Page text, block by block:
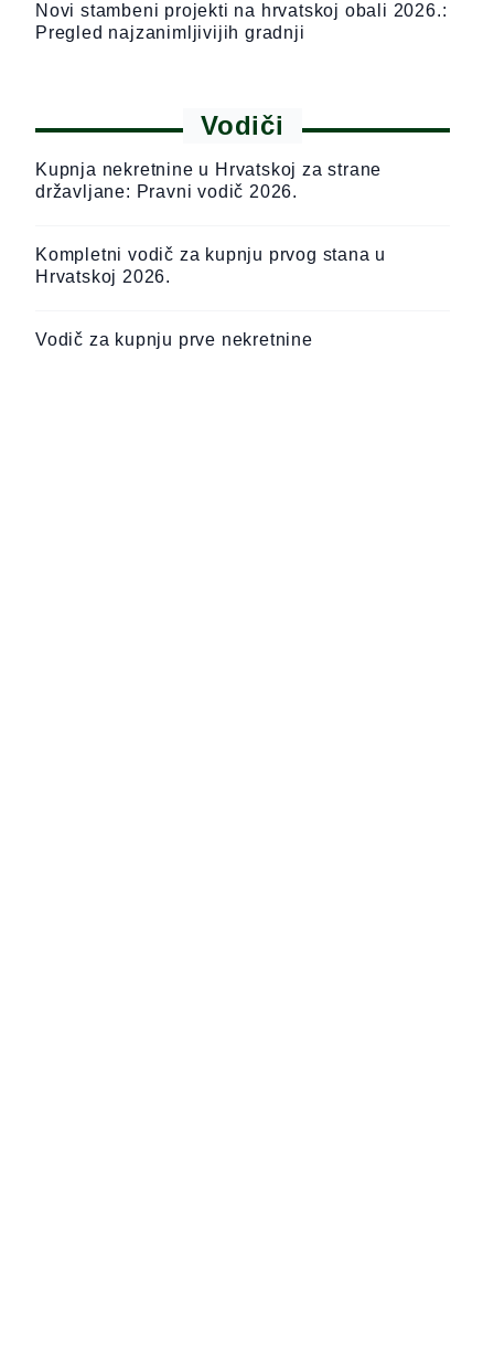
Novi stambeni projekti na hrvatskoj obali 2026.:
Pregled najzanimljivijih gradnji
Vodiči
Kupnja nekretnine u Hrvatskoj za strane
državljane: Pravni vodič 2026.
Kompletni vodič za kupnju prvog stana u
Hrvatskoj 2026.
Vodič za kupnju prve nekretnine